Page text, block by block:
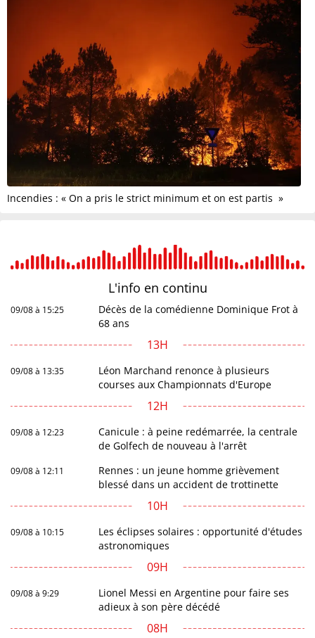
Incendies : « On a pris le strict minimum et on est partis »
L'info en continu
09/08 à 15:25
Décès de la comédienne Dominique Frot à
68 ans
13H
09/08 à 13:35
Léon Marchand renonce à plusieurs
courses aux Championnats d'Europe
12H
09/08 à 12:23
Canicule : à peine redémarrée, la centrale
de Golfech de nouveau à l'arrêt
09/08 à 12:11
Rennes : un jeune homme grièvement
blessé dans un accident de trottinette
10H
09/08 à 10:15
Les éclipses solaires : opportunité d'études
astronomiques
09H
09/08 à 9:29
Lionel Messi en Argentine pour faire ses
adieux à son père décédé
08H